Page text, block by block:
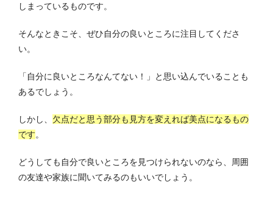
しまっているものです。
そんなときこそ、ぜひ自分の良いところに注目してくださ
い。
「自分に良いところなんてない！」と思い込んでいることも
あるでしょう。
しかし、 欠点だと思う部分も見方を変えれば美点になるもの
です。
どうしても自分で良いところを見つけられないのなら、周囲
の友達や家族に聞いてみるのもいいでしょう。